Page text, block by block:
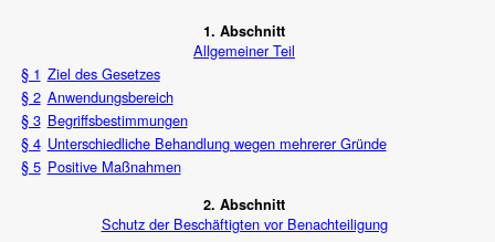
1. Abschnitt
Allgemeiner Teil
§ 1 Ziel des Gesetzes
§ 2 Anwendungsbereich
§ 3 Begriffsbestimmungen
§ 4 Unterschiedliche Behandlung wegen mehrerer Gründe
§ 5 Positive Maßnahmen
2. Abschnitt
Schutz der Beschäftigten vor Benachteiligung